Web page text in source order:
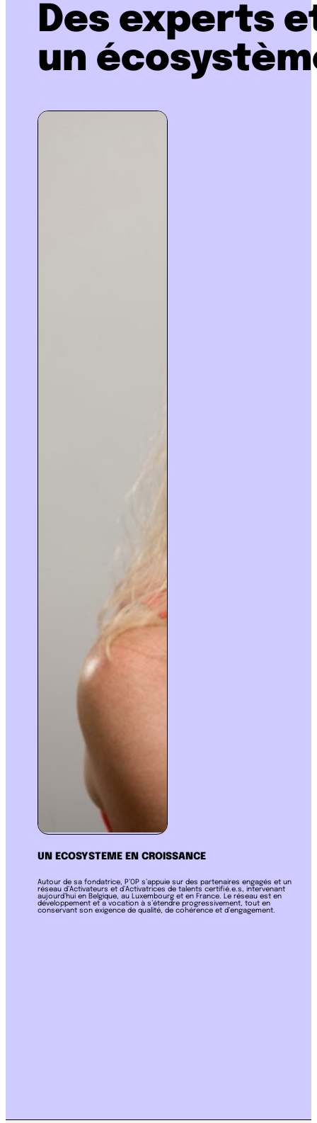
Des experts
un
UN ECOSYSTEME EN CROISSANCE
Autour de sa fondatrice, P’OP s’appuie sur des partenaires engagés et un
réseau d’Activateurs et d’Activatrices de talents certifié.e.s, intervenant
aujourd’hui en Belgique, au Luxembourg et en France. Le réseau est en
développement et a vocation à s’étendre progressivement, tout en
conservant son exigence de qualité, de cohérence et d’engagement.